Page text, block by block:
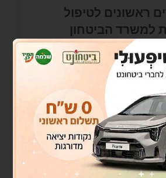
ראשונים לטיפול
למשרד הביטחון
?אף פעם לא היה זמן לדאוג
זמן !! רקעפוסט זה אינו
כחלק מניהול ידע
אין תגובות